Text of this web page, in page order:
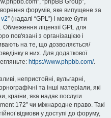
“phpBB Group”,
форумів, яке випущене за
” (надалі “GPL”) і може бути
. Обмеження ліцензії GPL для
пов'язані з організацією і
на те, що дозволяється/
в них. Для додаткової
https://www.phpbb.com/.
непристойні, вульгарні,
та інші матеріали, які
країни, яка надає послуги
172” чи міжнародне право. Такі
відмови у доступі до форуму,